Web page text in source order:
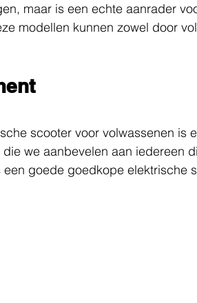
maar is een echte aanrader
modellen kunnen zowel door
scooter voor volwassenen is
we aanbevelen aan iedereen
goede goedkope elektrische